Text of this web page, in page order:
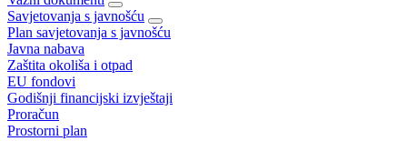
Savjetovanja s javnošću
Plan savjetovanja s javnošću
Javna nabava
Zaštita okoliša i otpad
EU fondovi
Godišnji financijski izvještaji
Proračun
Prostorni plan